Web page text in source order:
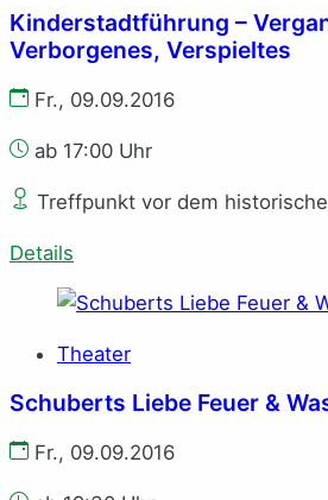
Kinderstadtführung –
Verborgenes, Verspieltes
Fr., 09.09.2016
ab 17:00 Uhr
Treffpunkt vor dem
Details
Theater
Schuberts Liebe Feuer &
Fr., 09.09.2016